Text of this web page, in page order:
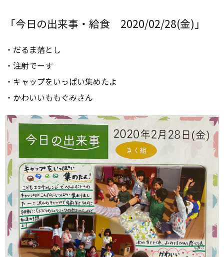
「今日の出来事・給食 2020/02/28(金)」
・だるま落とし
・注射でーす
・キャップをいっぱい集めたよ
・かわいいももぐみさん